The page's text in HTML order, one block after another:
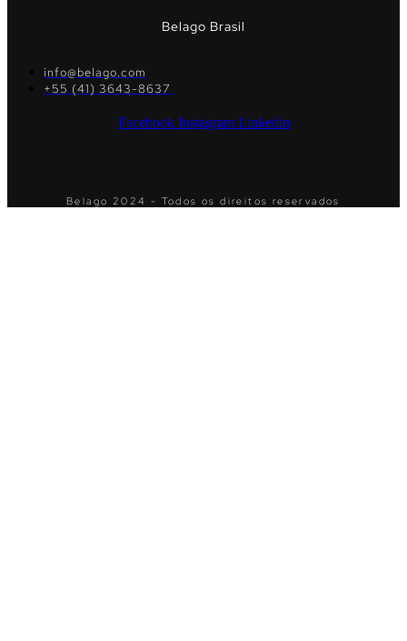
Belago Brasil
info@belago.com
+55 (41) 3643-8637
Facebook Instagram Linkedin
Belago 2024 - Todos os direitos reservados